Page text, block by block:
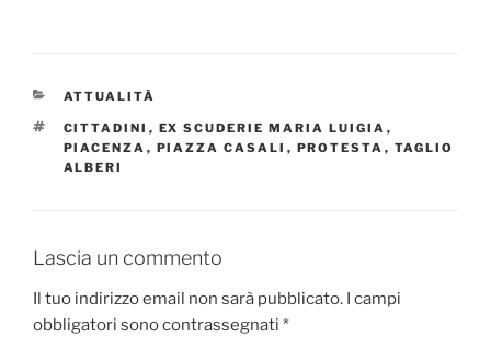
CATEGORIE
ATTUALITÀ
TAG
CITTADINI , EX SCUDERIE MARIA LUIGIA ,
PIACENZA , PIAZZA CASALI , PROTESTA , TAGLIO
ALBERI
Lascia un commento
Il tuo indirizzo email non sarà pubblicato. I campi
obbligatori sono contrassegnati *